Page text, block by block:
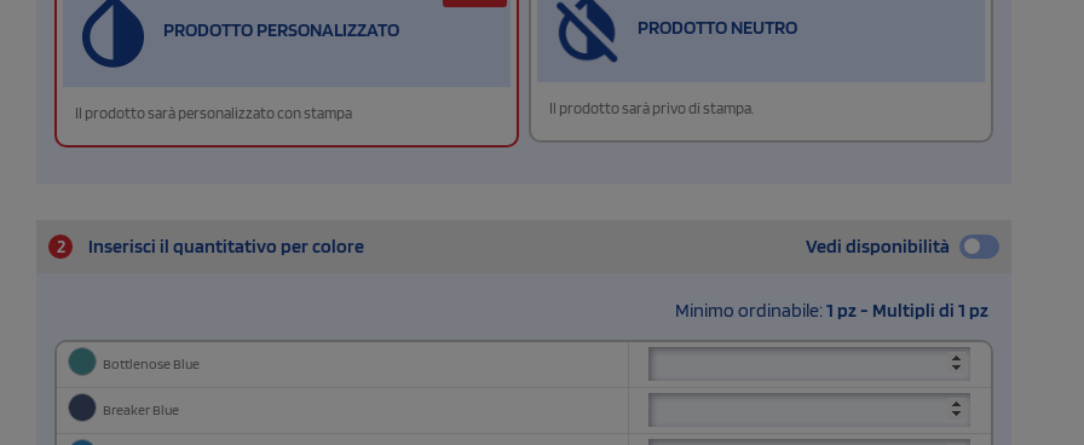
PRODOTTO PERSONALIZZATO
Il prodotto sarà personalizzato con stampa
PRODOTTO NEUTRO
Il prodotto sarà privo di stampa.
2 Inserisci il quantitativo per colore Vedi disponibilità
Minimo ordinabile: 1 pz - Multipli di 1 pz
Bottlenose Blue
Breaker Blue